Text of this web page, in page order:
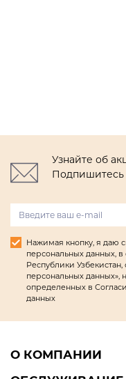
Узнайте об
Подпишитесь
Нажимая кнопку, я даю
персональных данных, в
Республики Узбекистан,
персональных данных»,
определенных в
данных
О КОМПАНИИ